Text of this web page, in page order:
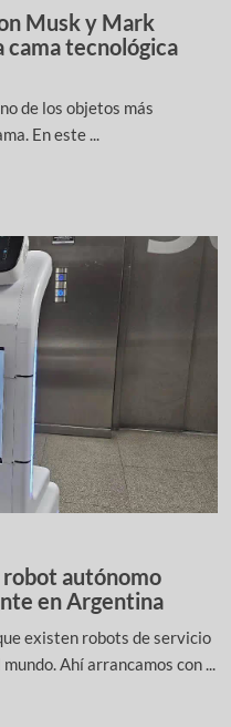
Musk y Mark
cama tecnológica
de los objetos más
En este ...
robot autónomo
en Argentina
existen robots de servicio
Ahí arrancamos con ...